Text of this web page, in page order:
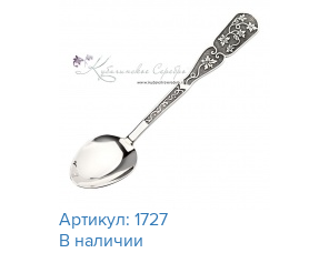
Артикул: 1727
В наличии